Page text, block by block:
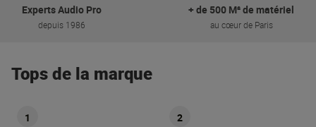
Experts Audio Pro
depuis 1986
+ de 500 M² de matériel
au cœur de Paris
Tops de la marque
1 2